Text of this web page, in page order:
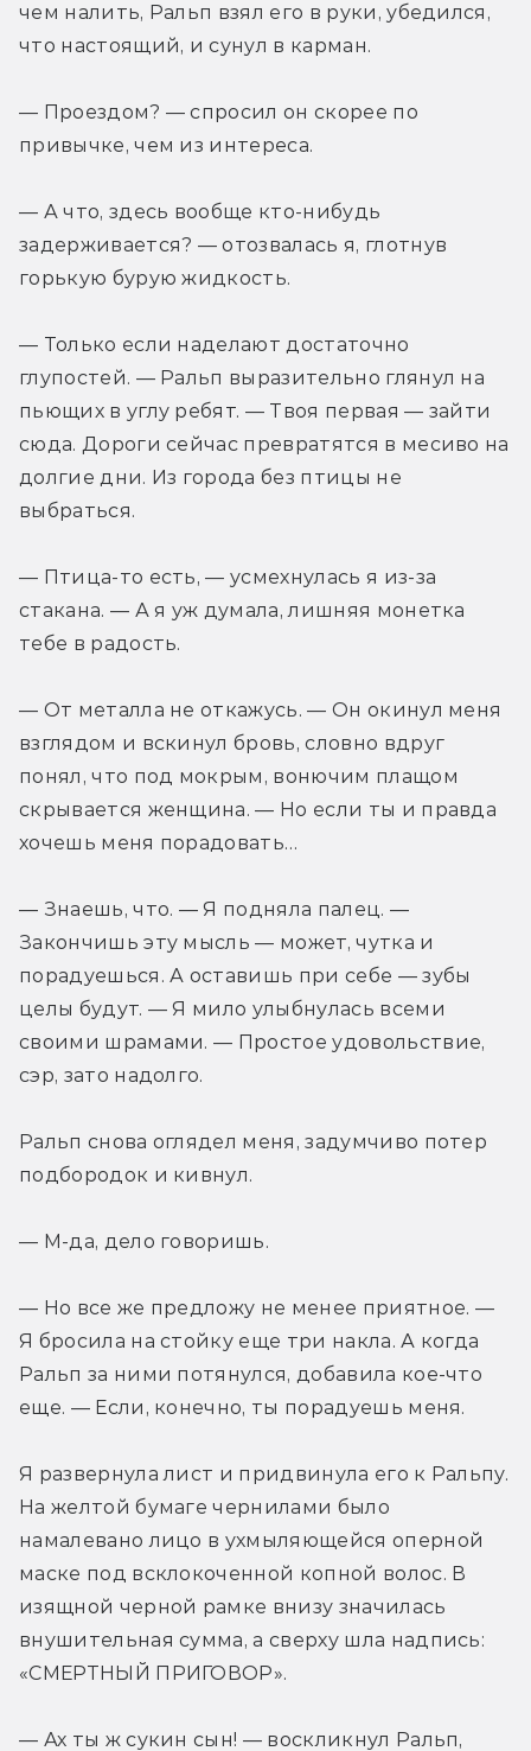
чем налить, Ральп взял его в руки, убедился,
что настоящий, и сунул в карман.
— Проездом? — спросил он скорее по
привычке, чем из интереса.
— А что, здесь вообще кто-нибудь
задерживается? — отозвалась я, глотнув
горькую бурую жидкость.
— Только если наделают достаточно
глупостей. — Ральп выразительно глянул на
пьющих в углу ребят. — Твоя первая — зайти
сюда. Дороги сейчас превратятся в месиво на
долгие дни. Из города без птицы не
выбраться.
— Птица-то есть, — усмехнулась я из-за
стакана. — А я уж думала, лишняя монетка
тебе в радость.
— От металла не откажусь. — Он окинул меня
взглядом и вскинул бровь, словно вдруг
понял, что под мокрым, вонючим плащом
скрывается женщина. — Но если ты и правда
хочешь меня порадовать…
— Знаешь, что. — Я подняла палец. —
Закончишь эту мысль — может, чутка и
порадуешься. А оставишь при себе — зубы
целы будут. — Я мило улыбнулась всеми
своими шрамами. — Простое удовольствие,
сэр, зато надолго.
Ральп снова оглядел меня, задумчиво потер
подбородок и кивнул.
— М-да, дело говоришь.
— Но все же предложу не менее приятное. —
Я бросила на стойку еще три накла. А когда
Ральп за ними потянулся, добавила кое-что
еще. — Если, конечно, ты порадуешь меня.
Я развернула лист и придвинула его к Ральпу.
На желтой бумаге чернилами было
намалевано лицо в ухмыляющейся оперной
маске под всклокоченной копной волос. В
изящной черной рамке внизу значилась
внушительная сумма, а сверху шла надпись:
«СМЕРТНЫЙ ПРИГОВОР».
— Ах ты ж сукин сын! — воскликнул Ральп,